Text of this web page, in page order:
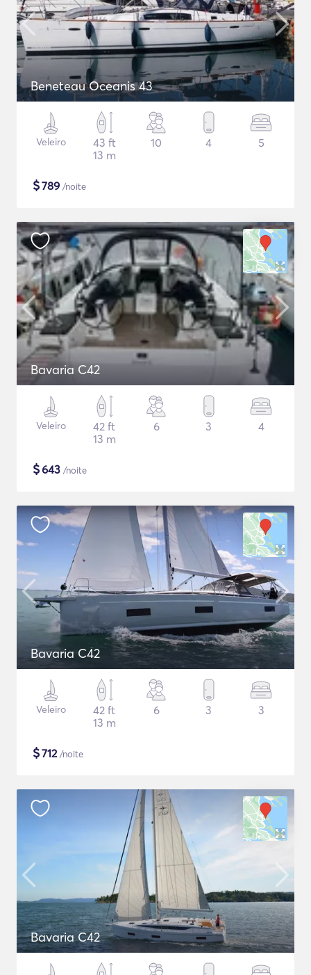
Beneteau Oceanis 43
Veleiro
43 ft
13 m
10 4 5
$789 /noite
Bavaria C42
Veleiro
42 ft
13 m
6 3 4
$643 /noite
Bavaria C42
Veleiro
42 ft
13 m
6 3 3
$712/noite
Bavaria C42